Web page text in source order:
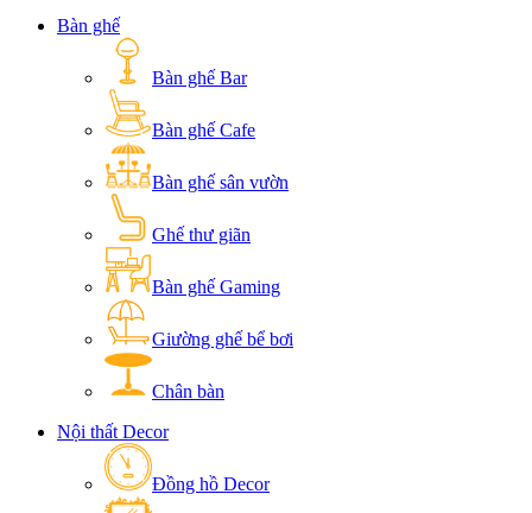
Bàn ghế
Bàn ghế Bar
Bàn ghế Cafe
Bàn ghế sân vườn
Ghế thư giãn
Bàn ghế Gaming
Giường ghế bể bơi
Chân bàn
Nội thất Decor
Đồng hồ Decor